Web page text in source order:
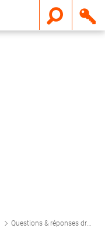
Questions & réponses droit